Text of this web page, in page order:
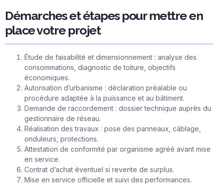
Démarches et étapes pour mettre en
place votre projet
Étude de faisabilité et dimensionnement : analyse des
consommations, diagnostic de toiture, objectifs
économiques.
Autorisation d’urbanisme : déclaration préalable ou
procédure adaptée à la puissance et au bâtiment.
Demande de raccordement : dossier technique auprès du
gestionnaire de réseau.
Réalisation des travaux : pose des panneaux, câblage,
onduleurs, protections.
Attestation de conformité par organisme agréé avant mise
en service.
Contrat d’achat éventuel si revente de surplus.
Mise en service officielle et suivi des performances.